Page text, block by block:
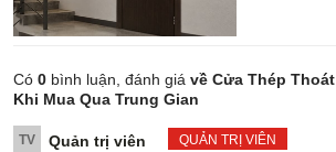
Có 0 bình luận, đánh giá về Cửa Thép
Khi Mua Qua Trung Gian
TV Quản trị viên QUẢN TRỊ VIÊN